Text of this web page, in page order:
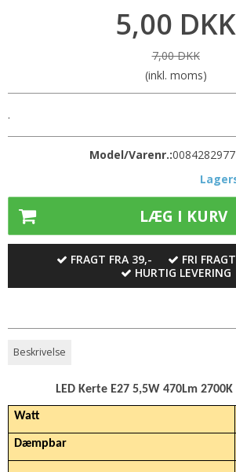
5,00 DKK
7,00 DKK
(inkl. moms)
.
Model/Varenr.:
LÆG I KURV
FRAGT FRA 39,-
FRI
HURTIG LEVERING
Beskrivelse
LED Kerte E27 5,5W 470Lm
Watt
Dæmpbar